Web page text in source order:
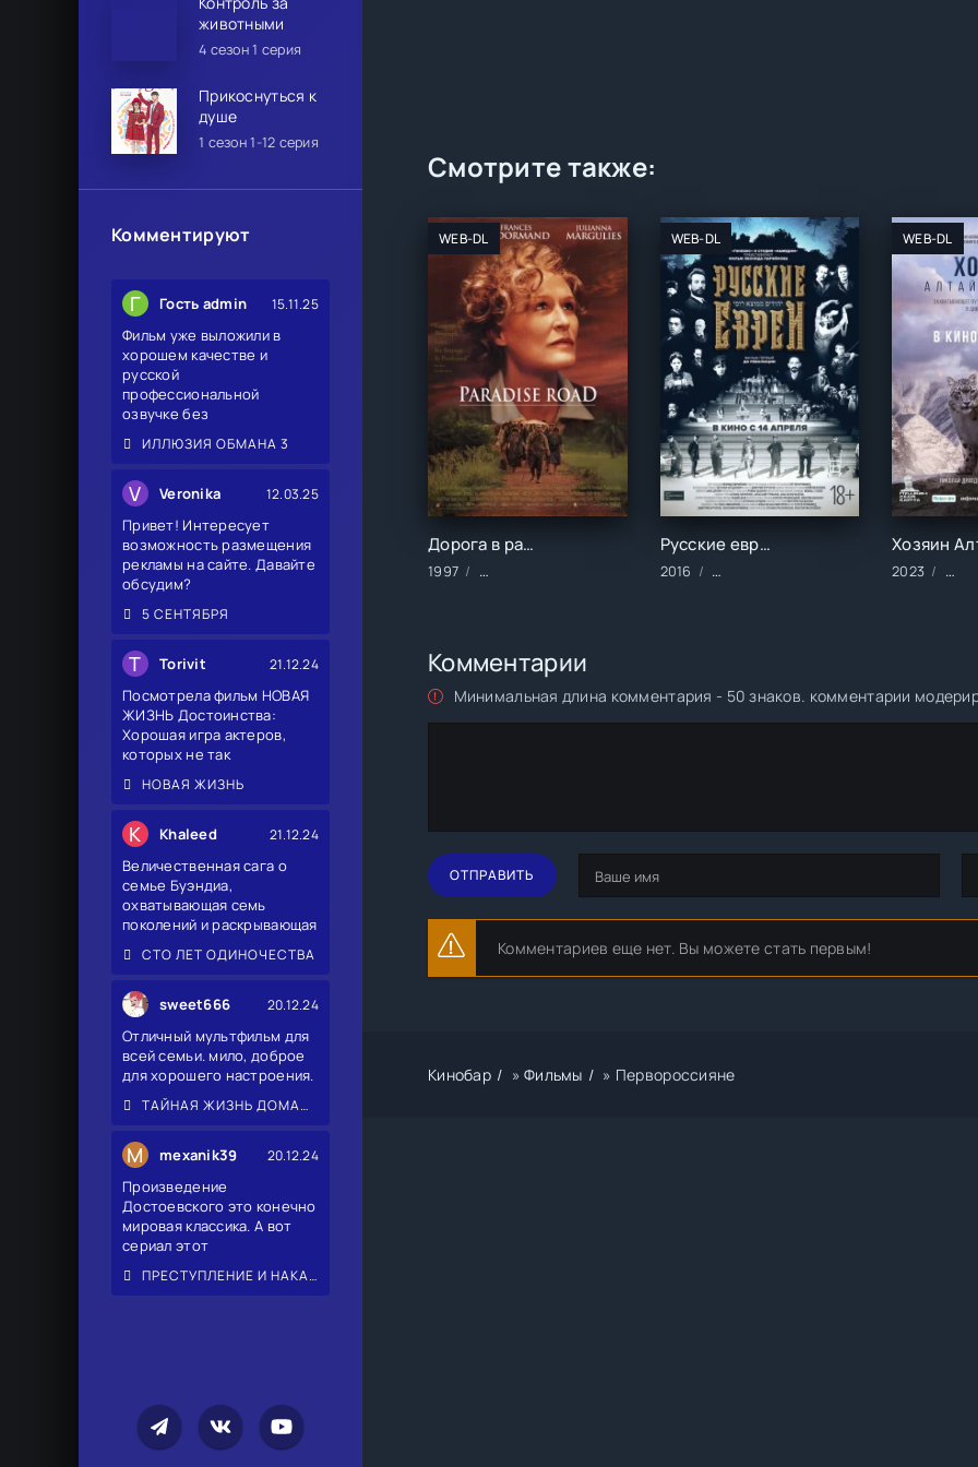
животными
4 сезон 1 серия
Прикоснуться к
душе
1 сезон 1-12 серия
Комментируют
Г Гость admin 15.11.25
Фильм уже выложили в
хорошем качестве и
русской
профессиональной
озвучке без
ИЛЛЮЗИЯ ОБМАНА 3
V Veronika 12.03.25
Привет! Интересует
возможность размещения
рекламы на сайте. Давайте
обсудим?
5 СЕНТЯБРЯ
T Torivit 21.12.24
Посмотрела фильм НОВАЯ
ЖИЗНЬ Достоинства:
Хорошая игра актеров,
которых не так
НОВАЯ ЖИЗНЬ
K Khaleed 21.12.24
Величественная сага о
семье Буэндиа,
охватывающая семь
поколений и раскрывающая
СТО ЛЕТ ОДИНОЧЕСТВА
sweet666 20.12.24
Отличный мультфильм для
всей семьи. мило, доброе
для хорошего настроения.
ТАЙНАЯ ЖИЗНЬ ДОМАШНИХ ЖИВОТНЫХ 2
M mexanik39 20.12.24
Произведение
Достоевского это конечно
мировая классика. А вот
сериал этот
ПРЕСТУПЛЕНИЕ И НАКАЗАНИЕ
Смотрите также:
WEB-DL
Дорога в рай (1997)
1997 Фильмы/Зарубежные/Военные/Драма/Исторические
WEB-DL
Русские евреи. Фильм первый. До революции (2016)
2016 Фильмы/Зарубежные/Документальные
WEB-DL
2023
Комментарии
Минимальная длина комментария - 50 знаков. комментарии
ОТПРАВИТЬ
Комментариев еще нет. Вы можете стать первым!
Кинобар »Фильмы » Первороссияне